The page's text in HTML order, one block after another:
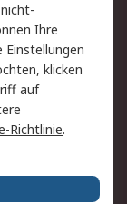
Ihre
Einstellungen
klicken
auf
Richtlinie.